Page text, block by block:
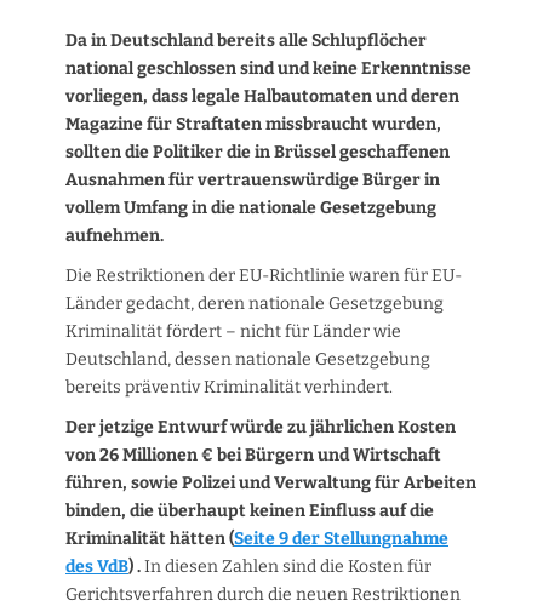
Da in Deutschland bereits alle Schlupflöcher
national geschlossen sind und keine Erkenntnisse
vorliegen, dass legale Halbautomaten und deren
Magazine für Straftaten missbraucht wurden,
sollten die Politiker die in Brüssel geschaffenen
Ausnahmen für vertrauenswürdige Bürger in
vollem Umfang in die nationale Gesetzgebung
aufnehmen.
Die Restriktionen der EU-Richtlinie waren für EU-
Länder gedacht, deren nationale Gesetzgebung
Kriminalität fördert – nicht für Länder wie
Deutschland, dessen nationale Gesetzgebung
bereits präventiv Kriminalität verhindert.
Der jetzige Entwurf würde zu jährlichen Kosten
von 26 Millionen € bei Bürgern und Wirtschaft
führen, sowie Polizei und Verwaltung für Arbeiten
binden, die überhaupt keinen Einfluss auf die
Kriminalität hätten (Seite 9 der Stellungnahme
des VdB) .In diesen Zahlen sind die Kosten für
Gerichtsverfahren durch die neuen Restriktionen